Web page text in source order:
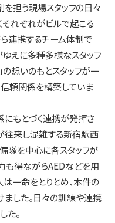
担う現場スタッフの日々
れぞれがビルで起こる
連携するチーム体制で
えに多種多様なスタッフ
想いのもとスタッフが一
頼関係を構築していま
もとづく連携が発揮さ
往来し混雑する新宿駅西
隊を中心に各スタッフが
も得ながらAEDなどを用
一命をとりとめ、本件の
した。日々の訓練や連携
た。